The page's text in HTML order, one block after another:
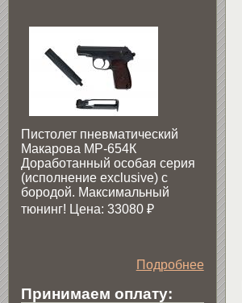
Пистолет пневматический
Макарова МР-654К
Доработанный особая серия
(исполнение exclusive) c
бородой. Максимальный
тюнинг! Цена: 33080 ₽
Подробнее
Принимаем оплату: